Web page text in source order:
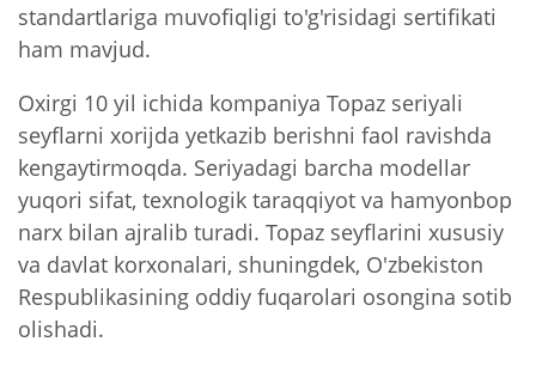
standartlariga muvofiqligi to'g'risidagi sertifikati
ham mavjud.
Oxirgi 10 yil ichida kompaniya Topaz seriyali
seyflarni xorijda yetkazib berishni faol ravishda
kengaytirmoqda. Seriyadagi barcha modellar
yuqori sifat, texnologik taraqqiyot va hamyonbop
narx bilan ajralib turadi. Topaz seyflarini xususiy
va davlat korxonalari, shuningdek, O'zbekiston
Respublikasining oddiy fuqarolari osongina sotib
olishadi.